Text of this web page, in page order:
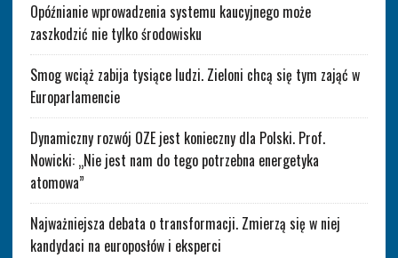
Opóźnianie wprowadzenia systemu kaucyjnego może
zaszkodzić nie tylko środowisku
Smog wciąż zabija tysiące ludzi. Zieloni chcą się tym zająć w
Europarlamencie
Dynamiczny rozwój OZE jest konieczny dla Polski. Prof.
Nowicki: „Nie jest nam do tego potrzebna energetyka
atomowa”
Najważniejsza debata o transformacji. Zmierzą się w niej
kandydaci na europosłów i eksperci